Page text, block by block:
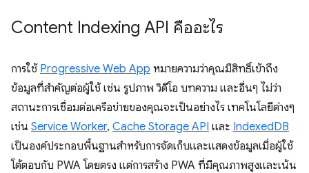
Content Indexing API คืออะไร
การใช้ Progressive Web App หมายความว่าคุณมีสิทธิ์เข้าถึง
ข้อมูลที่สำคัญต่อผู้ใช้ เช่น รูปภาพ วิดีโอ บทความ และอื่นๆ ไม่ว่า
สถานะการเชื่อมต่อเครือข่ายของคุณจะเป็นอย่างไร เทคโนโลยีต่างๆ
เช่น Service Worker, Cache Storage API และ IndexedDB
เป็นองค์ประกอบพื้นฐานสําหรับการจัดเก็บและแสดงข้อมูลเมื่อผู้ใช้
โต้ตอบกับ PWA โดยตรง แต่การสร้าง PWA ที่มีคุณภาพสูงและเน้น